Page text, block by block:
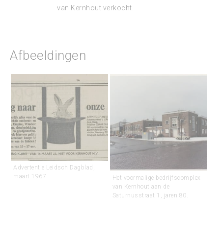
van Kernhout verkocht.
Afbeeldingen
Advertentie Leidsch Dagblad,
maart 1967.
Het voormalige bedrijfscomplex
van Kernhout aan de
Saturnusstraat 1, jaren 80.